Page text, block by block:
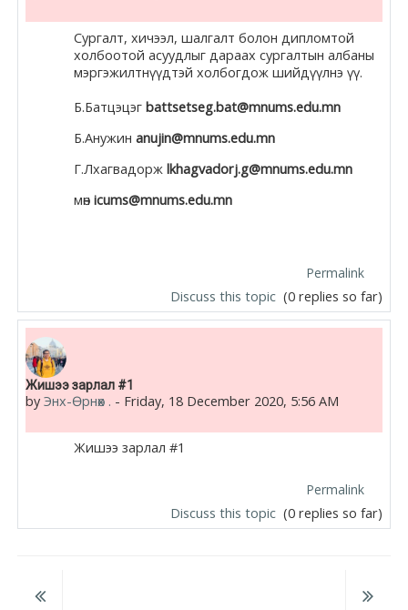
Сургалт, хичээл, шалгалт болон дипломтой
холбоотой асуудлыг дараах сургалтын албаны
мэргэжилтнүүдтэй холбогдож шийдүүлнэ үү.
Б.Батцэцэг battsetseg.bat@mnums.edu.mn
Б.Анужин anujin@mnums.edu.mn
Г.Лхагвадорж lkhagvadorj.g@mnums.edu.mn
мөнicums@mnums.edu.mn
Permalink
Discuss this topic (0 replies so far)
Жишээ зарлал #1
byЭнх-Өрнөх . - Friday, 18 December 2020, 5:56 AM
Жишээ зарлал #1
Permalink
Discuss this topic (0 replies so far)